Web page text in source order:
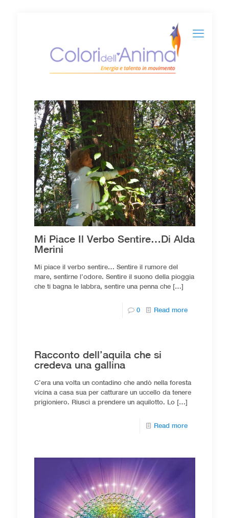
Mi Piace Il Verbo Sentire…Di Alda
Merini
Mi piace il verbo sentire… Sentire il rumore del
mare, sentirne l’odore. Sentire il suono della pioggia
che ti bagna le labbra, sentire una penna che[…]
0 Read more
Racconto dell’aquila che si
credeva una gallina
C’era una volta un contadino che andò nella foresta
vicina a casa sua per catturare un uccello da tenere
prigioniero. Riuscì a prendere un aquilotto. Lo[…]
Read more